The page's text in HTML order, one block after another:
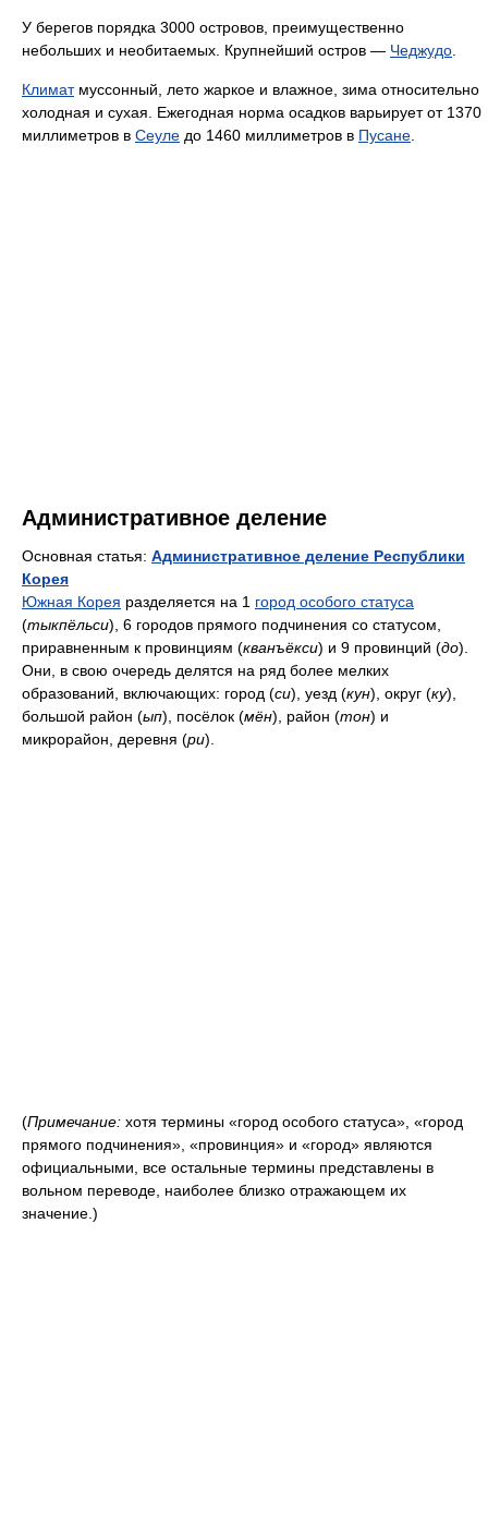
У берегов порядка 3000 островов, преимущественно
небольших и необитаемых. Крупнейший остров — Чеджудо
Климатмуссонный, лето жаркое и влажное, зима относительно
холодная и сухая. Ежегодная норма осадков варьирует от 1370
миллиметров в Сеуле до 1460 миллиметров в Пусане
Административное деление
Основная статья: Административное деление Республики
Корея
Южная Корея разделяется на 1 город особого статуса
(тыкпёльси), 6 городов прямого подчинения со статусом,
приравненным к провинциям (кванъёкси) и 9 провинций (до).
Они, в свою очередь делятся на ряд более мелких
образований, включающих: город (си), уезд (кун), округ (ку),
большой район (ып), посёлок (мён), район (тон) и
микрорайон, деревня (ри).
(Примечание: хотя термины «город особого статуса», «город
прямого подчинения», «провинция» и «город» являются
официальными, все остальные термины представлены в
вольном переводе, наиболее близко отражающем их
значение.)